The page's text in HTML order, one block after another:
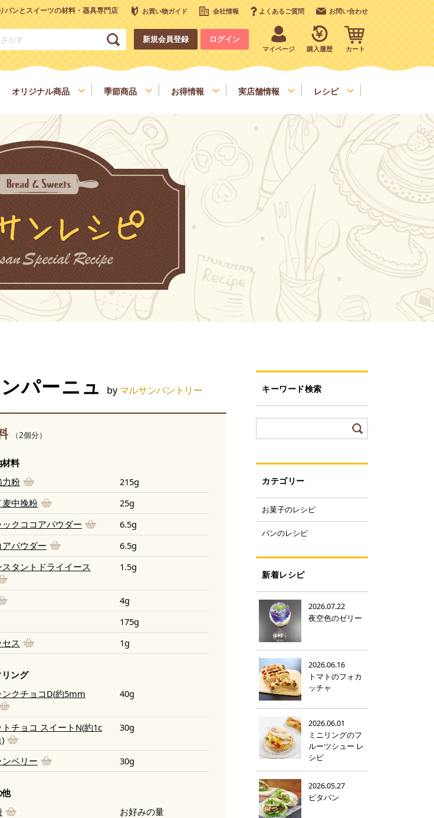
ンとスイーツの材料・器具専門店 お買い物ガイド 会社情報 よくあるご質問 お問い合わせ
新規会員登録 ログイン
マイページ 購入履歴 カート
ナッツ 雑穀、ごま フルーツ いも、栗、かぼちゃ、野菜類
香料、添加物 スパイス、調味料 デコレーション お手軽食材
オリジナル商品 季節商品 お得情報 実店舗情報 レシピ
パーニュ by マルサンパントリー
（2個分）
料
力粉
215g
麦中挽粉
25g
ックココアパウダー
6.5g
アパウダー
6.5g
スタントドライイース
1.5g
4g
175g
ス
1g
リング
ンクチョコD(約5mm
40g
トチョコ スイートN(約1c
30g
ンベリー 30g
他
お好みの量
キーワード検索
カテゴリー
お菓子のレシピ
パンのレシピ
新着レシピ
2026.07.22
夜空色のゼリー
2026.06.16
トマトのフォカ
ッチャ
2026.06.01
ミニリングのフ
ルーツシュー レ
シピ
2026.05.27
ピタパン